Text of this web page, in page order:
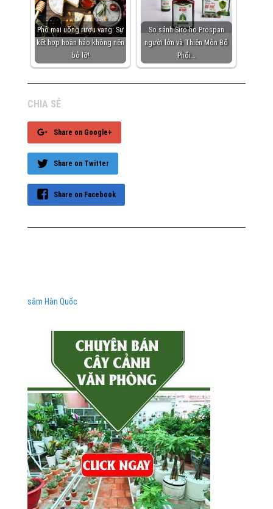
Phô mai uống rượu vang: Sự
kết hợp hoàn hảo không nên
bỏ lỡ!
So sánh Siro ho Prospan
người lớn và Thiên Môn Bổ
Phổi…
CHIA SẺ
Share on Google+
Share on Twitter
Share on Facebook
sâm Hàn Quốc